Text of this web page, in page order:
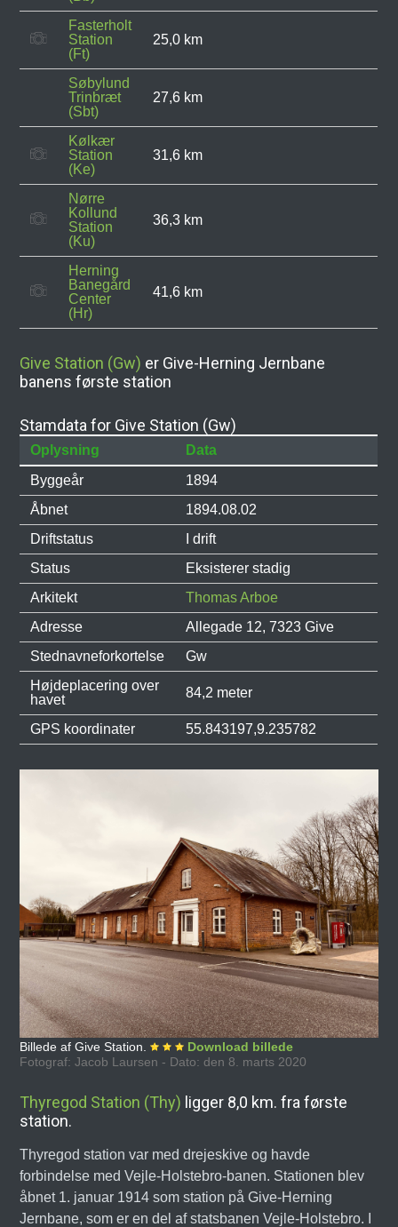
Fasterholt
Station
(Ft)
25,0 km
Søbylund
Trinbræt
(Sbt)
27,6 km
Kølkær
Station
(Ke)
31,6 km
Nørre
Kollund
Station
(Ku)
36,3 km
Herning
Banegård
Center
(Hr)
41,6 km
Give Station (Gw) er Give-Herning Jernbane
banens første station
Stamdata for Give Station (Gw)
Oplysning
Data
Byggeår
1894
Åbnet
1894.08.02
Driftstatus
I drift
Status
Eksisterer stadig
Arkitekt
Thomas Arboe
Adresse
Allegade 12, 7323 Give
Stednavneforkortelse
Gw
Højdeplacering over
havet
84,2 meter
GPS koordinater 55.843197,9.235782
Billede af Give Station.
Download billede
Fotograf: Jacob Laursen - Dato: den 8. marts 2020
Thyregod Station (Thy) ligger 8,0 km. fra første
station.
Thyregod station var med drejeskive og havde
forbindelse med Vejle-Holstebro-banen. Stationen blev
åbnet 1. januar 1914 som station på Give-Herning
Jernbane, som er en del af statsbanen Vejle-Holstebro. I